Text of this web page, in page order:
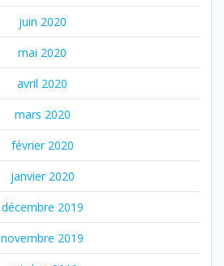
juin 2020
mai 2020
avril 2020
mars 2020
février 2020
janvier 2020
décembre 2019
novembre 2019